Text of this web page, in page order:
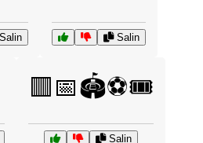
Salin
🟥📅🏟️⚽🎟️
Salin